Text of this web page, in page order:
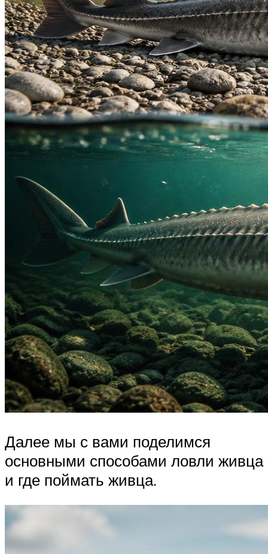
Далее мы с вами поделимся
основными способами ловли живца
и где поймать живца.